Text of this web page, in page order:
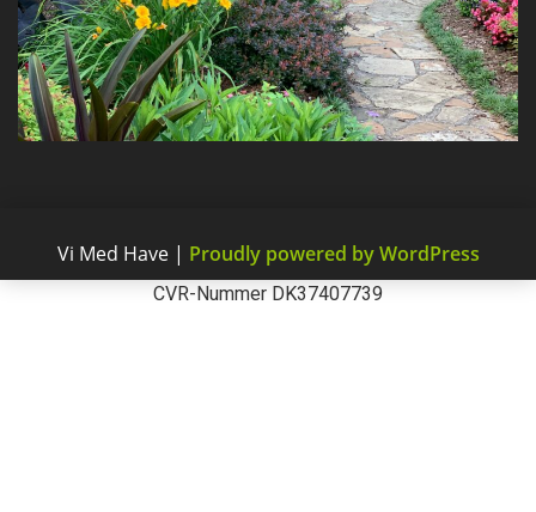
Vi Med Have | Proudly powered by WordPress
CVR-Nummer DK37407739